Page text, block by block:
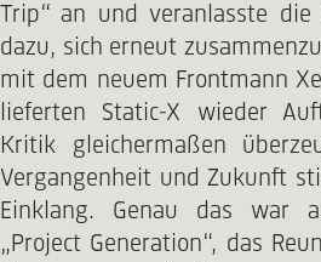
Trip“ an und veranlasste die
dazu, sich erneut
mit dem neuem Frontmann
lieferten Static-X wieder
Kritik gleichermaßen
Vergangenheit und Zukunft
Einklang. Genau das war
„Project Generation“, das